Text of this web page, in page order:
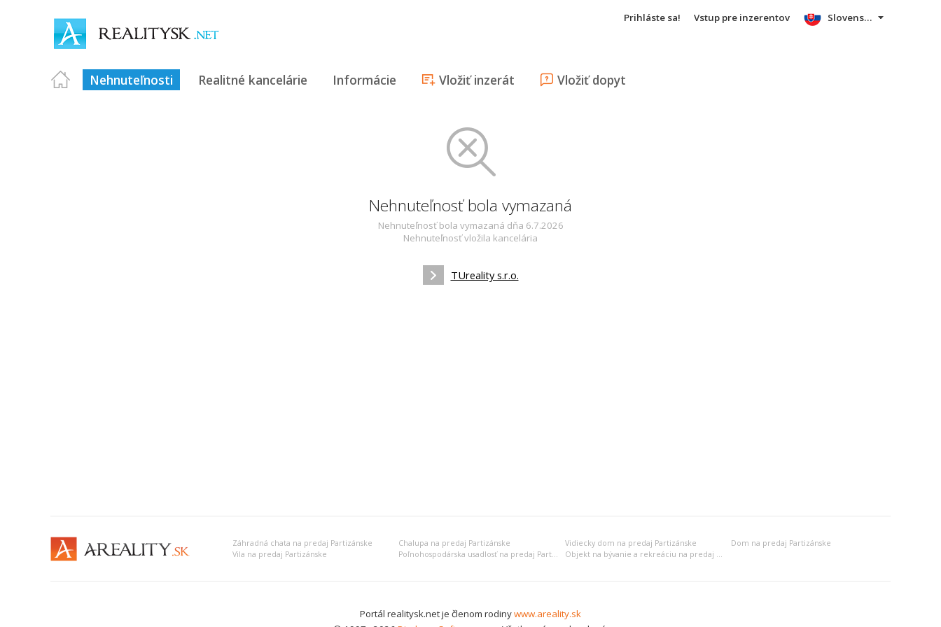
Prihláste sa! Vstup pre inzerentov
Nehnuteľnosti Realitné kancelárie Informácie Vložiť inzerát Vložiť dopyt
Slovensky
Nehnuteľnosť bola vymazaná
Nehnuteľnosť bola vymazaná dňa 6.7.2026
Nehnuteľnosť vložila kancelária
TUreality s.r.o.
Záhradná chata na predaj Partizánske Chalupa na predaj Partizánske Vidiecky dom na predaj Partizánske
Dom na predaj Partizánske
Vila na predaj Partizánske
Poľnohospodárska usadlosť na predaj Partizánske Objekt na bývanie a rekreáciu na predaj Partizánske
Portál realitysk.net je členom rodinywww.areality.sk